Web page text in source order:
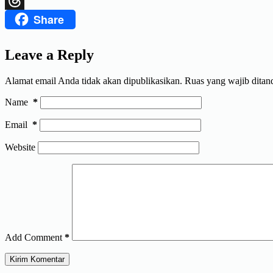
ThreadsShare
Leave a Reply
Alamat email Anda tidak akan dipublikasikan. Ruas yang wajib
Name *
Email *
Website
Add Comment *
Kirim Komentar